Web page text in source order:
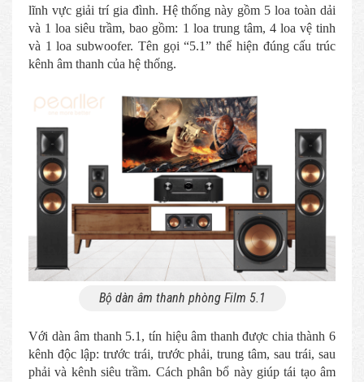
lĩnh vực giải trí gia đình. Hệ thống này gồm 5 loa toàn dải
và 1 loa siêu trầm, bao gồm: 1 loa trung tâm, 4 loa vệ tinh
và 1 loa subwoofer. Tên gọi “5.1” thể hiện đúng cấu trúc
kênh âm thanh của hệ thống.
Bộ dàn âm thanh phòng Film 5.1
Với dàn âm thanh 5.1, tín hiệu âm thanh được chia thành 6
kênh độc lập: trước trái, trước phải, trung tâm, sau trái, sau
phải và kênh siêu trầm. Cách phân bổ này giúp tái tạo âm